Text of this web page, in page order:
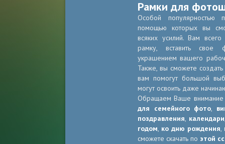
Рамки для
Особой популярностью
помощью которых вы
всяких усилий. Вам
рамку, вставить свое
украшением вашего
Также, вы сможете
вам помогут большой
могут освоить даже
Обращаем Ваше
для семейного фото,
поздравления, календари
годом, ко дню рождения,
сможете скачать по этой